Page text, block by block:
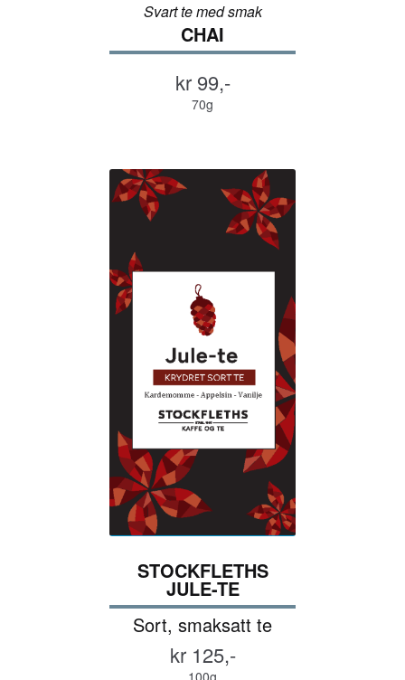
Svart te med smak
CHAI
kr 99,-
70g
STOCKFLETHS
JULE-TE
Sort, smaksatt te
kr 125,-